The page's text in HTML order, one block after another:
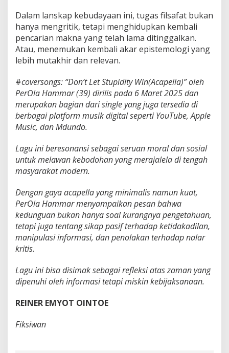
Dalam lanskap kebudayaan ini, tugas filsafat bukan
hanya mengritik, tetapi menghidupkan kembali
pencarian makna yang telah lama ditinggalkan.
Atau, menemukan kembali akar epistemologi yang
lebih mutakhir dan relevan.
#coversongs: “Don’t Let Stupidity Win(Acapella)” oleh
PerOla Hammar (39) dirilis pada 6 Maret 2025 dan
merupakan bagian dari single yang juga tersedia di
berbagai platform musik digital seperti YouTube, Apple
Music, dan Mdundo.
Lagu ini beresonansi sebagai seruan moral dan sosial
untuk melawan kebodohan yang merajalela di tengah
masyarakat modern.
Dengan gaya acapella yang minimalis namun kuat,
PerOla Hammar menyampaikan pesan bahwa
kedunguan bukan hanya soal kurangnya pengetahuan,
tetapi juga tentang sikap pasif terhadap ketidakadilan,
manipulasi informasi, dan penolakan terhadap nalar
kritis.
Lagu ini bisa disimak sebagai refleksi atas zaman yang
dipenuhi oleh informasi tetapi miskin kebijaksanaan.
REINER EMYOT OINTOE
Fiksiwan